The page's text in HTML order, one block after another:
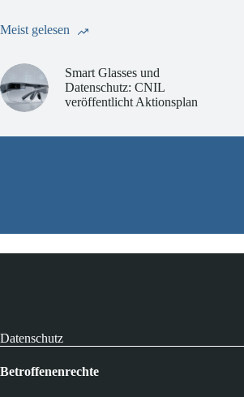
Meist gelesen
Smart Glasses und
Datenschutz: CNIL
veröffentlicht Aktionsplan
Datenschutz
Betroffenenrechte